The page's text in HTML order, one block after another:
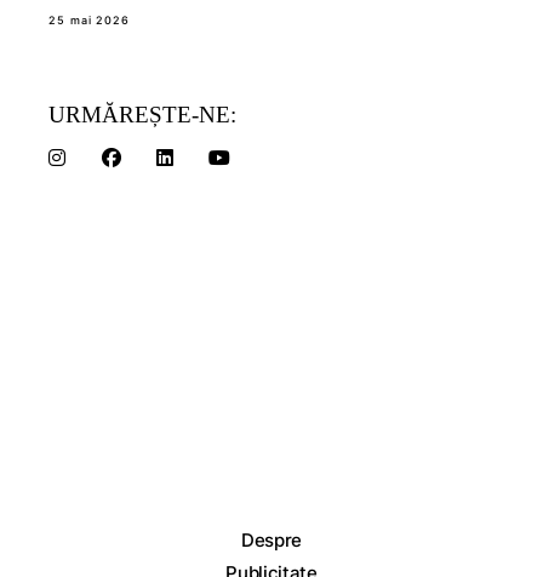
25 mai 2026
URMĂREȘTE-NE:
Despre